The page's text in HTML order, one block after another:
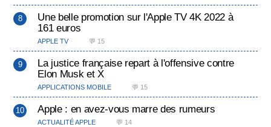
Une belle promotion sur l'Apple TV 4K 2022 à
161 euros
APPLE TV 💬 15
La justice française repart à l'offensive contre
Elon Musk et X
APPLICATIONS MOBILE 💬 15
Apple : en avez-vous marre des rumeurs
ACTUALITÉ APPLE 💬 14